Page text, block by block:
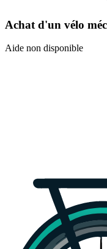
Achat d'un vélo
Aide non disponible